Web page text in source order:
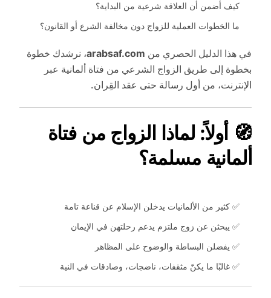
كيف أضمن أن العلاقة شرعية من البداية؟
ما الخطوات العملية للزواج دون مخالفة الشرع أو القانون؟
في هذا الدليل الحصري من arabsaf.com، نرشدك خطوة
بخطوة إلى طريق الزواج الشرعي من فتاة ألمانية عبر
الإنترنت، من أول رسالة حتى عقد القِران.
🧭 أولاً: لماذا الزواج من فتاة
ألمانية مسلمة؟
✅ كثير من الألمانيات يدخلن الإسلام عن قناعة تامة
✅ يبحثن عن زوج ملتزم يدعم رحلتهن في الإيمان
✅ يفضلن البساطة والوضوح على المظاهر
✅ غالبًا ما يكنّ مثقفات، ناضجات، وصادقات في النية